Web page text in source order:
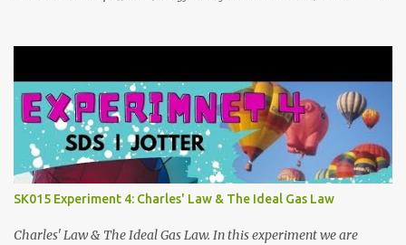
https://anyflip.com/qgqpm/ccih/ 2015/2016:
https://anyflip.com/qgqpm/xaku/ 2016/2017:
https://anyflip.com/qgqpm/adkc 2017/2018:
https://anyflip.com/pnrrr/mfyv SK025 2018/2019:
https://anyflip.com/pnrrr/iiyh 2019/2020:
https://anyflip.com/yrcyt/uzxe/ 2020/2021:
https://anyflip.com/yrcyt/psud/ 2021/2022:
https://anyflip.com/yrcyt/gfhx/ Penafian: Bahan-bahan ini
SK015 Experiment 4: Charles' Law & The Ideal Gas Law
Charles' Law & The Ideal Gas Law. In this experiment we are